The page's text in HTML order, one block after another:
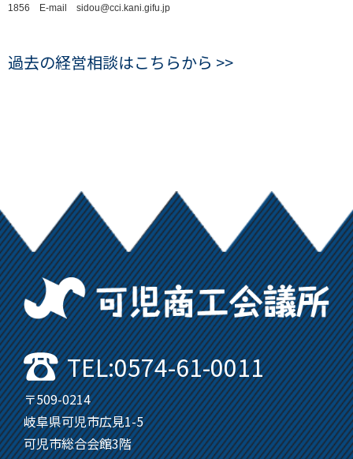
1856 E-mail sidou@cci.kani.gifu.jp
過去の経営相談はこちらから >>
可
TEL:0574-61-0011
〒509-0214
岐阜県可児市広見1-5
可児市総合会館3階